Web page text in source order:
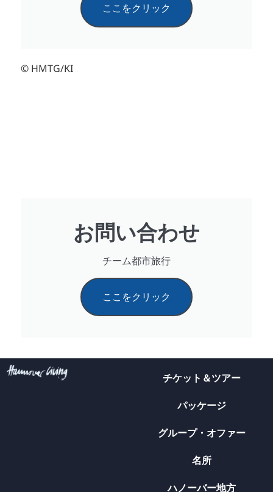
ここをクリック
© HMTG/KI
お問い合わせ
チーム都市旅行
ここをクリック
チケット＆ツアー
パッケージ
グループ・オファー
名所
ハノーバー地方